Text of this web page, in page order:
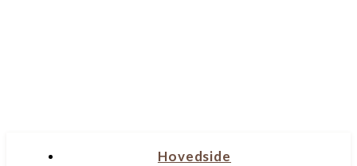
Hovedside